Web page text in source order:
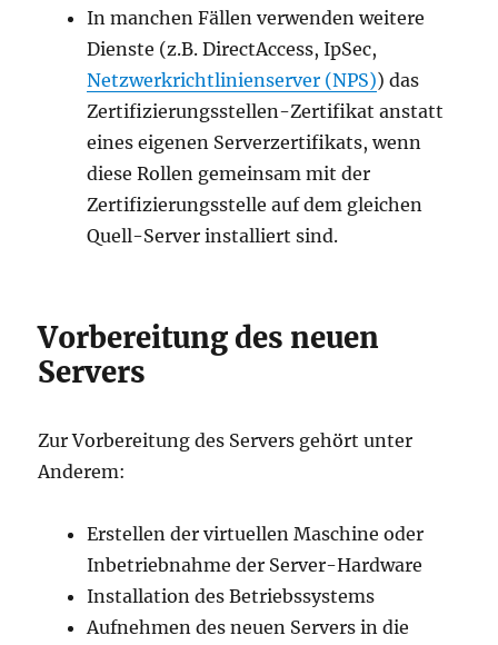
In manchen Fällen verwenden weitere
Dienste (z.B. DirectAccess, IpSec,
Netzwerkrichtlinienserver (NPS)) das
Zertifizierungsstellen-Zertifikat anstatt
eines eigenen Serverzertifikats, wenn
diese Rollen gemeinsam mit der
Zertifizierungsstelle auf dem gleichen
Quell-Server installiert sind.
Vorbereitung des neuen
Servers
Zur Vorbereitung des Servers gehört unter
Anderem:
Erstellen der virtuellen Maschine oder
Inbetriebnahme der Server-Hardware
Installation des Betriebssystems
Aufnehmen des neuen Servers in die